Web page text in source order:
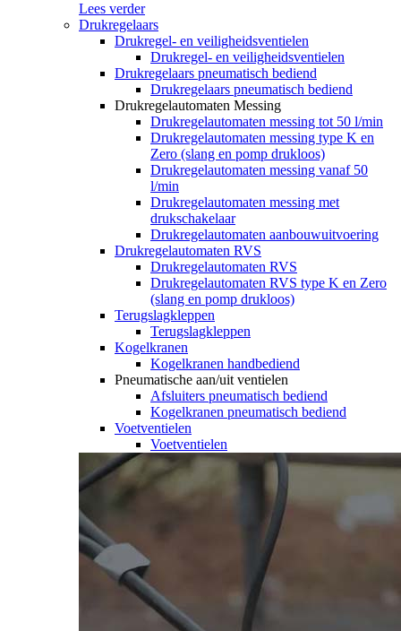
Lees verder
Drukregelaars
Drukregel- en veiligheidsventielen
Drukregel- en veiligheidsventielen
Drukregelaars pneumatisch bediend
Drukregelaars pneumatisch bediend
Drukregelautomaten Messing
Drukregelautomaten messing tot 50 l/min
Drukregelautomaten messing type K en
Zero (slang en pomp drukloos)
Drukregelautomaten messing vanaf 50
l/min
Drukregelautomaten messing met
drukschakelaar
Drukregelautomaten aanbouwuitvoering
Drukregelautomaten RVS
Drukregelautomaten RVS
Drukregelautomaten RVS type K en Zero
(slang en pomp drukloos)
Terugslagkleppen
Terugslagkleppen
Kogelkranen
Kogelkranen handbediend
Pneumatische aan/uit ventielen
Afsluiters pneumatisch bediend
Kogelkranen pneumatisch bediend
Voetventielen
Voetventielen